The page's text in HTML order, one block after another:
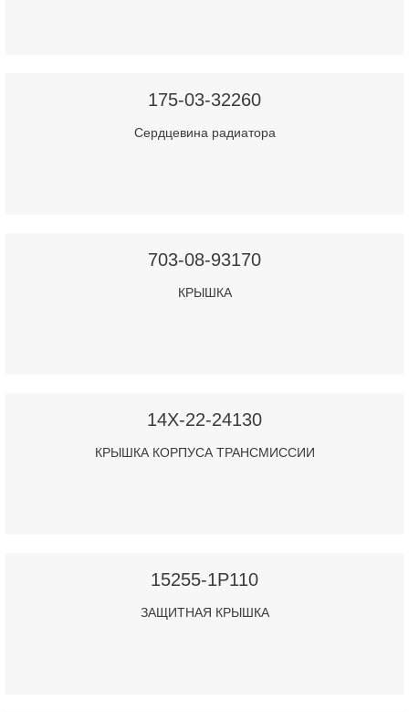
175-03-32260
Сердцевина радиатора
703-08-93170
КРЫШКА
14X-22-24130
КРЫШКА КОРПУСА ТРАНСМИССИИ
15255-1P110
ЗАЩИТНАЯ КРЫШКА